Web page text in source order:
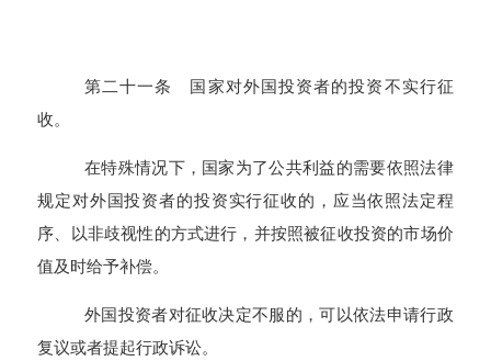
第二十一条 国家对外国投资者的投资不实行征
收。
在特殊情况下，国家为了公共利益的需要依照法律
规定对外国投资者的投资实行征收的，应当依照法定程
序、以非歧视性的方式进行，并按照被征收投资的市场价
值及时给予补偿。
外国投资者对征收决定不服的，可以依法申请行政
复议或者提起行政诉讼。